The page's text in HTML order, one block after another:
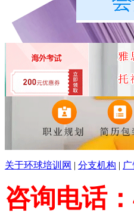
关于环球培训网 | 分支机构 |
咨询电话